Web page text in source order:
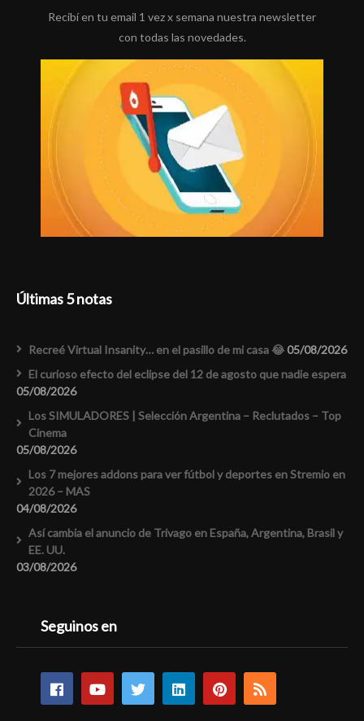
Recibí en tu email 1 vez x semana nuestra newsletter
con todas las novedades.
Últimas 5 notas
Recreé Virtual Insanity… en el pasillo de mi casa 😂05/08/2026
El curioso efecto del eclipse del 12 de agosto que nadie espera
05/08/2026
Los SIMULADORES | Selección Argentina – Reclutados – Top
Cinema
05/08/2026
Los 7 mejores addons para ver fútbol y deportes en Stremio en
2026 – MAS
04/08/2026
Así cambia el anuncio de Trivago en España, Argentina, Brasil y
EE. UU.
03/08/2026
Seguinos en